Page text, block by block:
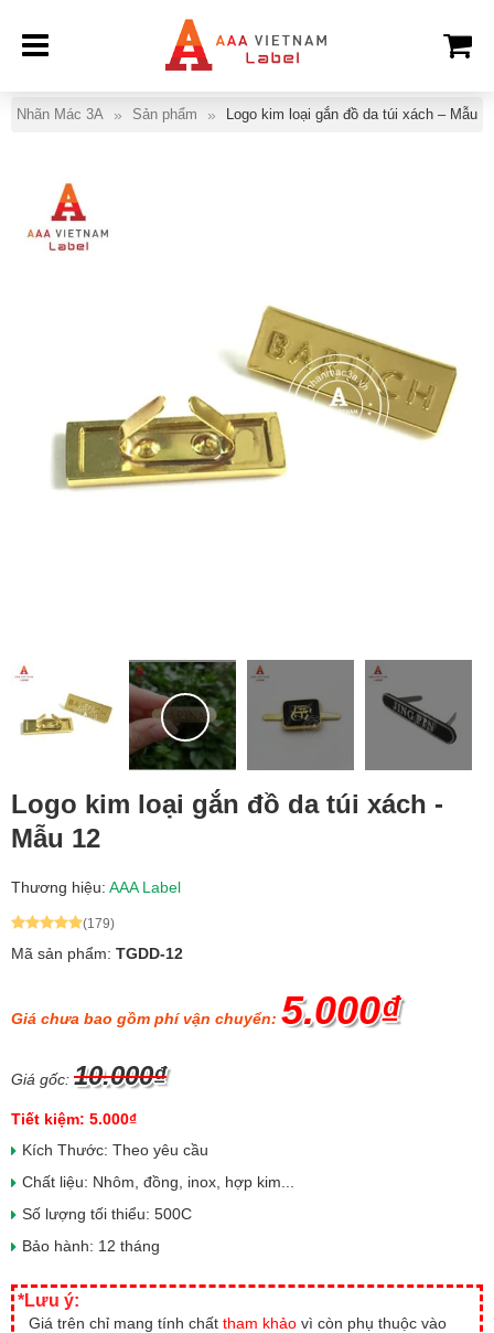
Nhãn Mác 3A Sản phẩm Logo kim loại gắn đồ da túi xách – Mẫu
Logo kim loại gắn đồ da túi xách -
Mẫu 12
Thương hiệu: AAA Label
(179)
Mã sản phẩm: TGDD-12
Giá chưa bao gồm phí vận chuyển: 5.000₫
Giá gốc: 10.000₫
Tiết kiệm: 5.000₫
Kích Thước: Theo yêu cầu
Chất liệu: Nhôm, đồng, inox, hợp kim...
Số lượng tối thiểu: 500C
Bảo hành: 12 tháng
*Lưu ý:
Giá trên chỉ mang tính chất tham khảo vì còn phụ thuộc vào